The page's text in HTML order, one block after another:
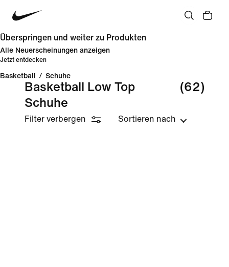
Überspringen und weiter zu Produkten
Alle Neuerscheinungen anzeigen
Jetzt entdecken
Basketball / Schuhe
Basketball Low Top
Schuhe
(62)
Filter verbergen Sortieren nach